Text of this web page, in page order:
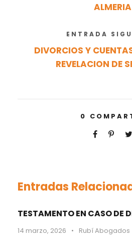
ALMERIA
ENTRADA
DIVORCIOS Y
REVELACION DE
0
Entradas
TESTAMENTO EN CASO DE
14 marzo, 2026 • Rubí Abogados